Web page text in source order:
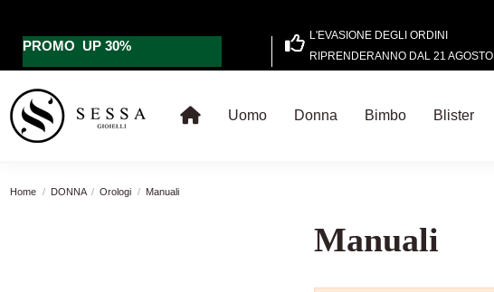
PROMO UP 30%
L'EVASIONE DEGLI ORDINI
RIPRENDERANNO DAL 21 AGOSTO
Uomo Donna Bimbo Blister
Home DONNA Orologi Manuali
Manuali